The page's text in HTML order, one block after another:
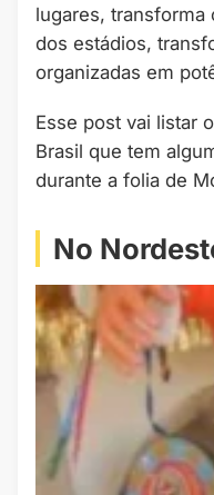
lugares, transforma
dos estádios,
organizadas em
Esse post vai listar
Brasil que tem
durante a folia de
No